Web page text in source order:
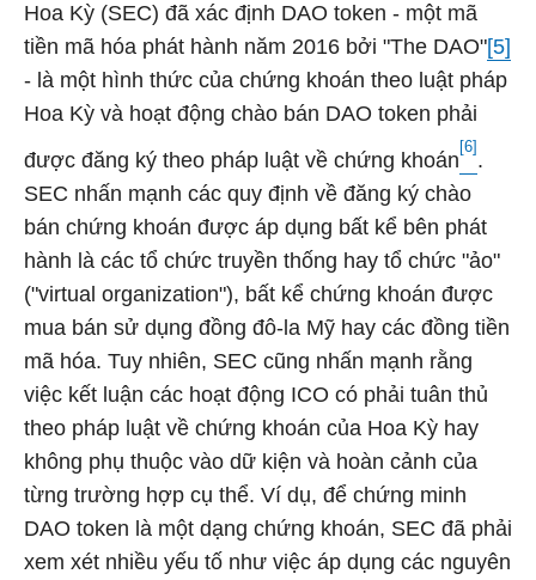
Hoa Kỳ (SEC) đã xác định DAO token - một mã
tiền mã hóa phát hành năm 2016 bởi "The DAO"[5]
- là một hình thức của chứng khoán theo luật pháp
Hoa Kỳ và hoạt động chào bán DAO token phải
được đăng ký theo pháp luật về chứng khoán
[6]
.
SEC nhấn mạnh các quy định về đăng ký chào
bán chứng khoán được áp dụng bất kể bên phát
hành là các tổ chức truyền thống hay tổ chức "ảo"
("virtual organization"), bất kể chứng khoán được
mua bán sử dụng đồng đô-la Mỹ hay các đồng tiền
mã hóa. Tuy nhiên, SEC cũng nhấn mạnh rằng
việc kết luận các hoạt động ICO có phải tuân thủ
theo pháp luật về chứng khoán của Hoa Kỳ hay
không phụ thuộc vào dữ kiện và hoàn cảnh của
từng trường hợp cụ thể. Ví dụ, để chứng minh
DAO token là một dạng chứng khoán, SEC đã phải
xem xét nhiều yếu tố như việc áp dụng các nguyên